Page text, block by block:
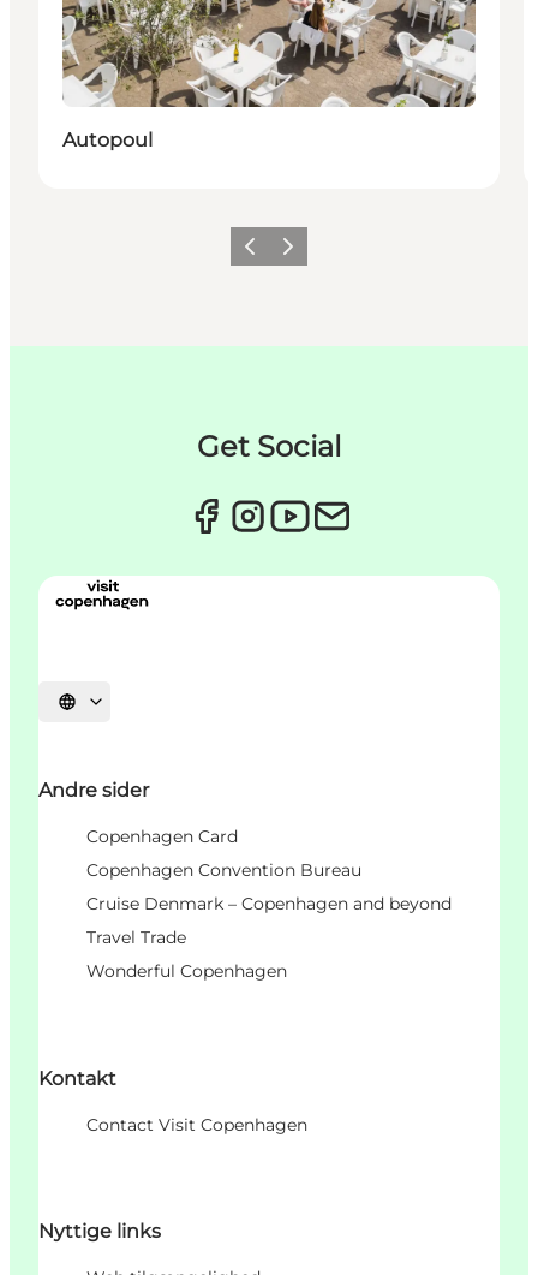
Autopoul
ForrigeNeste
Get Social
Velg språk
Andre sider
Copenhagen Card
Copenhagen Convention Bureau
Cruise Denmark – Copenhagen and beyond
Travel Trade
Wonderful Copenhagen
Kontakt
Contact Visit Copenhagen
Nyttige links